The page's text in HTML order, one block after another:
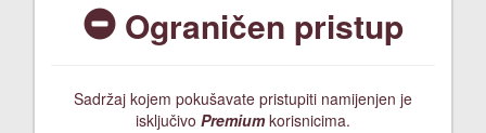
Ograničen pristup
Sadržaj kojem pokušavate pristupiti namijenjen je
isključivo Premiumkorisnicima.